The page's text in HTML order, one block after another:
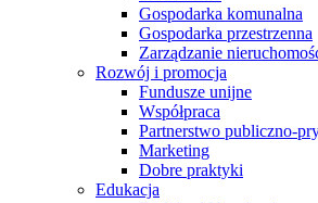
Gospodarka komunalna
Gospodarka przestrzenna
Zarządzanie
Rozwój i promocja
Fundusze unijne
Współpraca
Partnerstwo publiczno-
Marketing
Dobre praktyki
Edukacja